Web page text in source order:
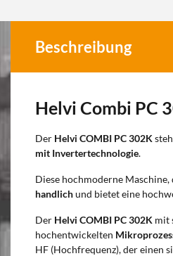
Beschreibung
Helvi Combi PC
Der Helvi COMBI PC 302K
mit Invertertechnologie.
Diese hochmoderne Maschine,
handlichund bietet eine
Der Helvi COMBI PC 302K mit
hochentwickelten
HF (Hochfrequenz), der einen